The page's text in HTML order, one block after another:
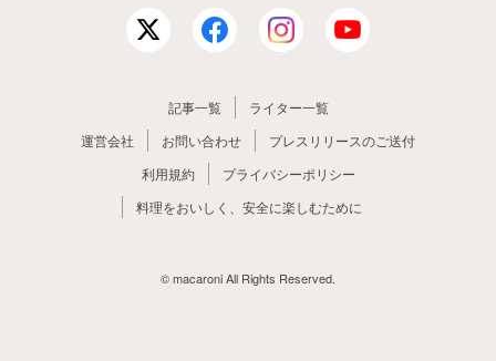
記事一覧
ライター一覧
運営会社
お問い合わせ
プレスリリースのご送付
利用規約
プライバシーポリシー
料理をおいしく、安全に楽しむために
© macaroni All Rights Reserved.